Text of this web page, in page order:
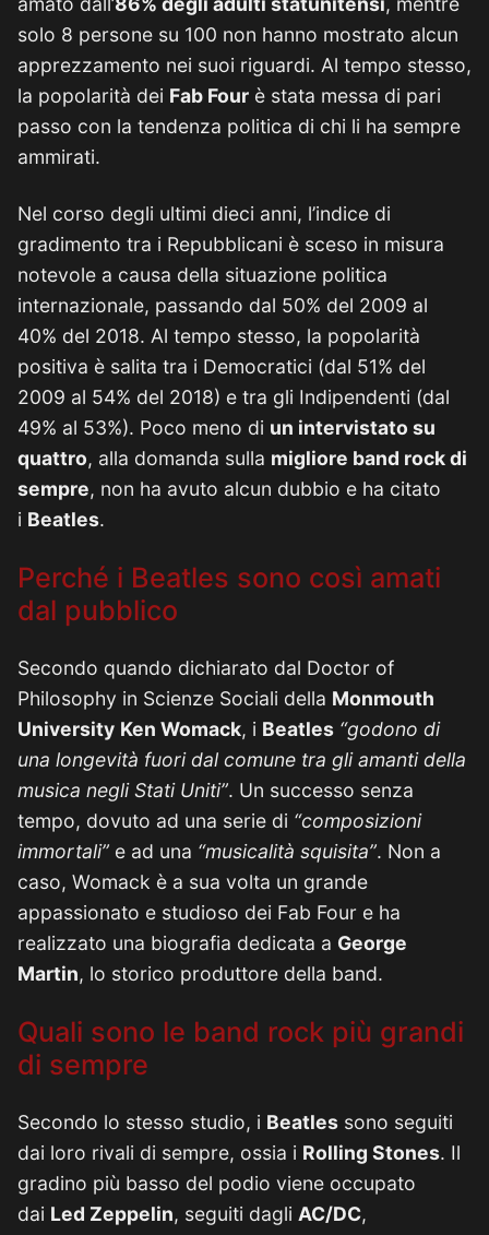
solo 8 persone su 100 non hanno mostrato alcun
apprezzamento nei suoi riguardi. Al tempo stesso,
la popolarità dei Fab Four è stata messa di pari
passo con la tendenza politica di chi li ha sempre
ammirati.
Nel corso degli ultimi dieci anni, l’indice di
gradimento tra i Repubblicani è sceso in misura
notevole a causa della situazione politica
internazionale, passando dal 50% del 2009 al
40% del 2018. Al tempo stesso, la popolarità
positiva è salita tra i Democratici (dal 51% del
2009 al 54% del 2018) e tra gli Indipendenti (dal
49% al 53%). Poco meno di un intervistato su
quattro, alla domanda sulla migliore band rock di
sempre, non ha avuto alcun dubbio e ha citato
i Beatles.
Perché i Beatles sono così amati
dal pubblico
Secondo quando dichiarato dal Doctor of
Philosophy in Scienze Sociali della Monmouth
University Ken Womack, i Beatles “godono di
una longevità fuori dal comune tra gli amanti della
musica negli Stati Uniti”. Un successo senza
tempo, dovuto ad una serie di “composizioni
immortali” e ad una “musicalità squisita”. Non a
caso, Womack è a sua volta un grande
appassionato e studioso dei Fab Four e ha
realizzato una biografia dedicata a George
Martin, lo storico produttore della band.
Quali sono le band rock più grandi
di sempre
Secondo lo stesso studio, i Beatles sono seguiti
dai loro rivali di sempre, ossia i Rolling Stones. Il
gradino più basso del podio viene occupato
dai Led Zeppelin, seguiti dagli AC/DC,